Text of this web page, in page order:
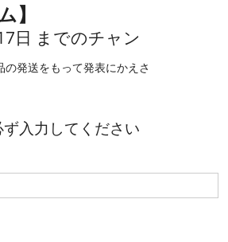
】
日 までのチャン
の発送をもって発表にかえさ
入力してください